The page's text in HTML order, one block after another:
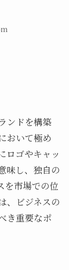
ンドを構築
おいて極め
ロゴやキャッ
味し、独自の
を市場での位
、ビジネスの
き重要なポ